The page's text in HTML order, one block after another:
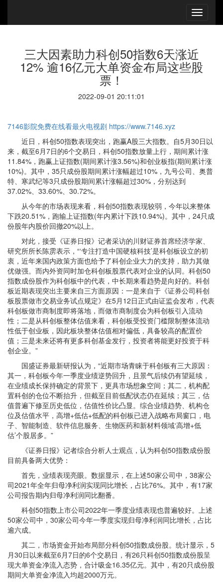
三大因素助力科创50指数6天涨近
12% 逾16亿元大单资金布局这些股
票！
2022-09-01 20:11:01
7146影院免费在线看最火电视剧 https://www.7146.xyz
近日，科创50指数表现突出，跑赢A股三大指数。自5月30日以
来，截至6月7日的6个交易日，科创50指数放量上行，期间累计涨
11.84%，跑赢上证指数(期间累计涨3.56%)和创业板指(期间累计涨
10%)。其中，35只成份股期间累计涨幅超过10%，九号公司、奥普
特、寒武纪等3只成份股期间累计涨幅超过30%，分别达到
37.02%、33.60%、30.72%。
从今年的市场表现来看，科创50指数表现较弱，今年以来整体
下跌20.51%，跑输上证指数(年内累计下跌10.94%)。其中，24只成
份股年内股价回撤20%以上。
对此，接受《证券日报》记者采访的川财证券首席经济学家、
研究所所长陈雳表示，“‘专注打造中国硬核科技’是科创板设立的初
衷，近年来国内政策方面也给予了科创企业大力的支持，助力其做
优做强。而内外资同时加仓科创板股票代表对企业的认同。科创50
指数成份股作为科创板中的代表，中长期来看趋势是向好的。科创
板近期表现突出主要来自三方面原因：一是来自于《证券公司科创
板股票做市交易业务试点规定》在5月12日正式由证监会发布，代表
科创板做市商制度即将落地，而做市商制度会为科创板引入流动
性；二是从科创板整体估值来看，科创板受投资门槛限制整体流动
性低于创业板，因此板块整体估值相对偏低，具备较高的配置价
值；三是未来还将有更多科创基金发行，投资者将能更好投资于科
创企业。”
国盛证券最新研报认为，“近期市场青睐于科创板有三大原因：
其一，科创板今年一季度业绩逆势回升，且景气后续仍有望延续，
在业绩成长保持确定的背景下，更具市场想象空间；其二，机构配
置科创的仓位不断抬升，但截至目前低配状态仍在延续；其三，估
值普遍下修至历史低位，估值性价比凸显。综合业绩趋势、机构仓
位及估值水平，高增+低估+低配的科创板已进入战略布局窗口，电
子、智能制造、软件信息服务、生物医药和新材料领域‘高增+低
估’个股居多。”
《证券日报》记者综合分析人士观点，认为科创50指数成份股
目前具备两大优势：
首先，业绩表现亮眼。数据显示，在上述50家公司中，38家公
司2021年全年归母净利润实现同比增长，占比76%。其中，有17家
公司报告期内归母净利润同比翻番。
科创50指数上市公司2022年一季度业绩表现也普遍较好。上述
50家公司中，30家公司今年一季度实现归母净利润同比增长，占比
逾六成。
其二，市场资金开始布局部分科创50指数成份股。统计显示，5
月30日以来截至6月7日的6个交易日，有26只科创50指数成份股呈
现大单资金净流入态势，合计吸金16.35亿元。其中，有20只成份股
期间大单资金净流入均超2000万元。